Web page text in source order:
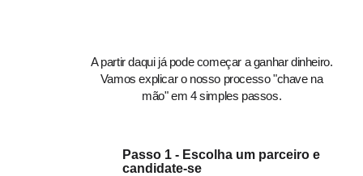
A partir daqui já pode começar a ganhar dinheiro.
Vamos explicar o nosso processo "chave na
mão" em 4 simples passos.
Passo 1 - Escolha um parceiro e
candidate-se